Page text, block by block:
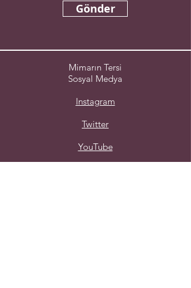
Gönder
Mimarın Tersi
Sosyal Medya
Instagram
Twitter
YouTube